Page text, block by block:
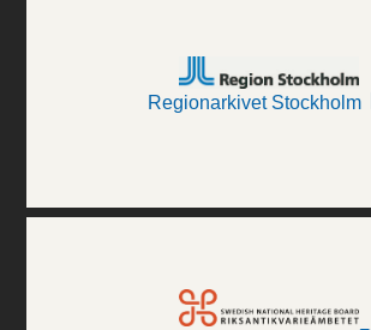
Regionarkivet Stockholm